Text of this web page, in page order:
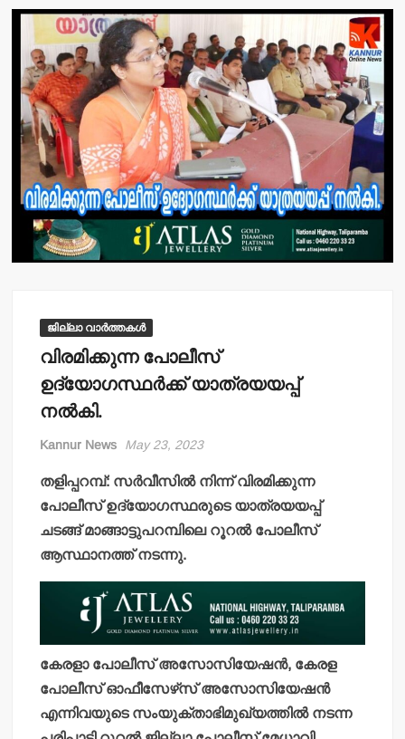
ജില്ലാ വാർത്തകൾ
വിരമിക്കുന്ന പോലീസ്
ഉദ്യോഗസ്ഥര്‍ക്ക് യാത്രയയപ്പ്
നല്‍കി.
Kannur News May 23, 2023
തളിപ്പറമ്പ്: സര്‍വീസില്‍ നിന്ന് വിരമിക്കുന്ന
പോലീസ് ഉദ്യോഗസ്ഥരുടെ യാത്രയയപ്പ്
ചടങ്ങ് മാങ്ങാട്ടുപറമ്പിലെ റൂറല്‍ പോലീസ്
ആസ്ഥാനത്ത് നടന്നു.
കേരളാ പോലീസ് അസോസിയേഷന്‍, കേരള
പോലീസ് ഓഫീസേഴ്‌സ് അസോസിയേഷന്‍
എന്നിവയുടെ സംയുക്താഭിമുഖ്യത്തില്‍ നടന്ന